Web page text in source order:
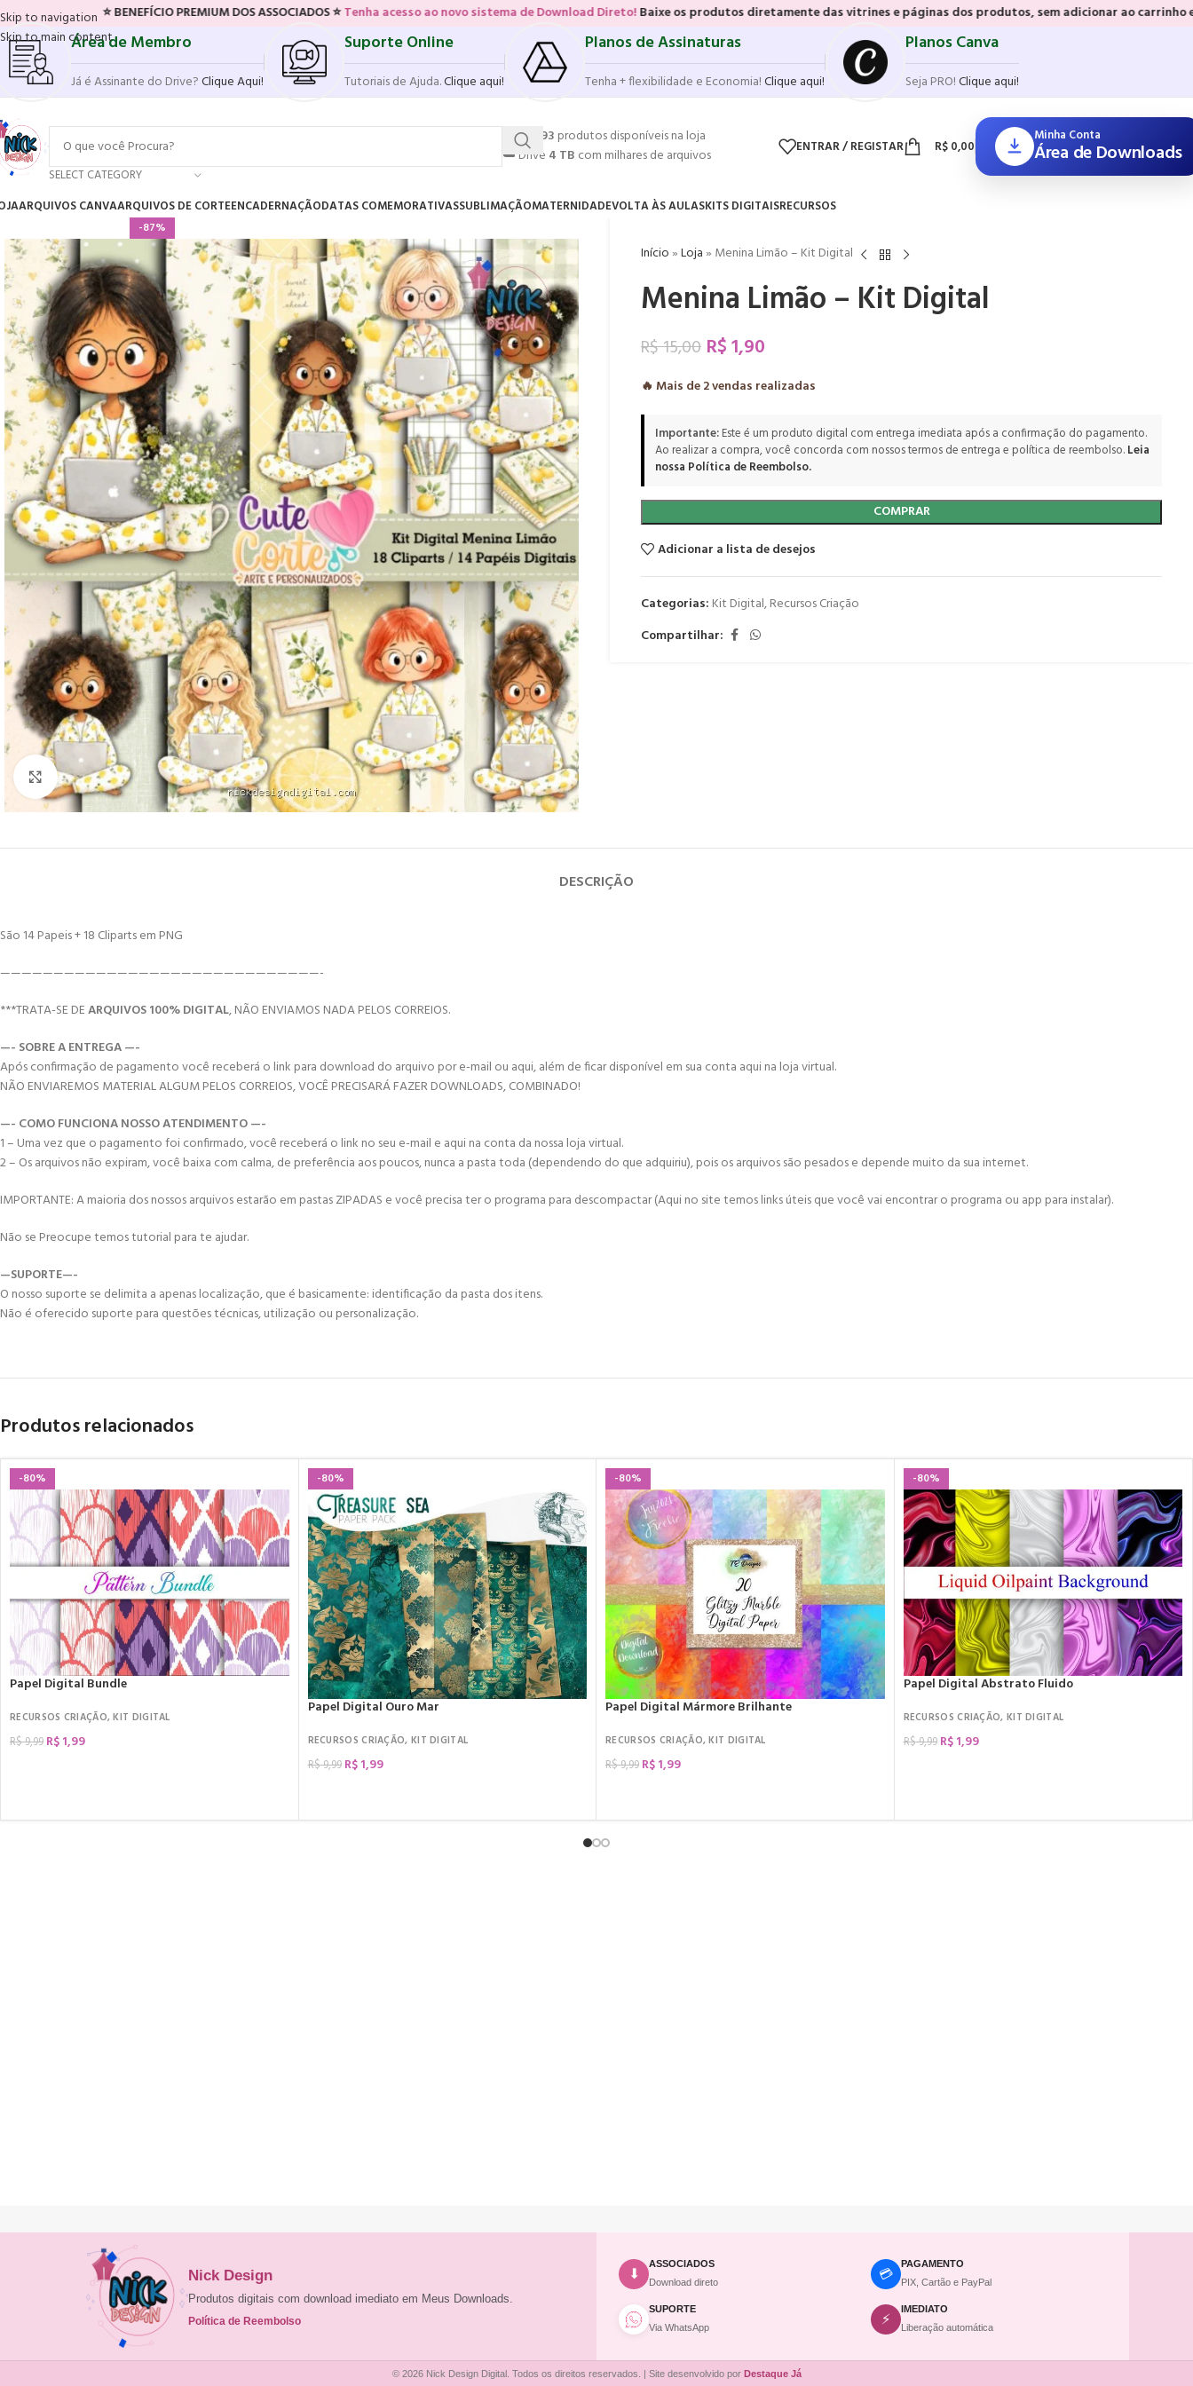
Skip to navigation
Skip to main content
⭐ BENEFÍCIO PREMIUM DOS ASSOCIADOS ⭐Tenha acesso ao novo sistema de Download Direto!Baixe os produtos diretamente das vitrines e páginas dos produtos, sem adicionar ao carrinho e sem precisar
Área de Membro
Já é Assinante do Drive?Clique Aqui!
Suporte Online
Tutoriais de Ajuda.Clique aqui!
Planos de Assinaturas
Tenha + flexibilidade e Economia!Clique aqui!
Planos Canva
Seja PRO!Clique aqui!
SELECT CATEGORY
💥17.493 produtos disponíveis na loja
☁️ Drive 4 TB com milhares de arquivos ENTRAR / REGISTAR R$0,00
Minha Conta
Área de Downloads
ARQUIVOS CANVAARQUIVOS DE CORTEENCADERNAÇÃODATAS COMEMORATIVASSUBLIMAÇÃOMATERNIDADEVOLTA ÀS AULASKITS DIGITAISRECURSOS
-87%
Click to enlarge
Início»Loja» Menina Limão – Kit Digital
Menina Limão – Kit Digital
R$15,00 R$1,90
🔥 Mais de2vendas realizadas
Importante:Este é um produto digital com entrega imediata após a confirmação do pagamento.
Ao realizar a compra, você concorda com nossos termos de entrega e política de reembolso.Leia
nossa Política de Reembolso.
COMPRAR
Adicionar a lista de desejos
Categorias: Kit Digital,Recursos Criação
Compartilhar:
DESCRIÇÃO
São 14 Papeis + 18 Cliparts em PNG
——————————————————————————————-
***TRATA-SE DEARQUIVOS 100% DIGITAL, NÃO ENVIAMOS NADA PELOS CORREIOS.
—- SOBRE A ENTREGA —-
Após confirmação de pagamento você receberá o link para download do arquivo por e-mail ou aqui, além de ficar disponível em sua conta aqui na loja virtual.
NÃO ENVIAREMOS MATERIAL ALGUM PELOS CORREIOS, VOCÊ PRECISARÁ FAZER DOWNLOADS, COMBINADO!
—- COMO FUNCIONA NOSSO ATENDIMENTO —-
1 – Uma vez que o pagamento foi confirmado, você receberá o link no seu e-mail e aqui na conta da nossa loja virtual.
2 – Os arquivos não expiram, você baixa com calma, de preferência aos poucos, nunca a pasta toda (dependendo do que adquiriu), pois os arquivos são pesados e depende muito da sua internet.
IMPORTANTE: A maioria dos nossos arquivos estarão em pastas ZIPADAS e você precisa ter o programa para descompactar (Aqui no site temos links úteis que você vai encontrar o programa ou app para instalar).
Não se Preocupe temos tutorial para te ajudar.
—SUPORTE—-
O nosso suporte se delimita a apenas localização, que é basicamente: identificação da pasta dos itens.
Não é oferecido suporte para questões técnicas, utilização ou personalização.
Produtos relacionados
-80%
Papel Digital Bundle
RECURSOS CRIAÇÃO,KIT DIGITAL
R$9,99 R$1,99
-80%
Papel Digital Ouro Mar
RECURSOS CRIAÇÃO, KIT DIGITAL
R$9,99 R$1,99
-80%
Papel Digital Mármore Brilhante
RECURSOS CRIAÇÃO,KIT DIGITAL
R$9,99 R$1,99
-80%
Papel Digital Abstrato Fluido
RECURSOS CRIAÇÃO, KIT DIGITAL
R$9,99 R$1,99
Nick Design
Produtos digitais com download imediato em Meus Downloads.
Política de Reembolso
⬇
ASSOCIADOS
Download direto
💳
PAGAMENTO
PIX, Cartão e PayPal
SUPORTE
Via WhatsApp
⚡
IMEDIATO
Liberação automática
© 2026 Nick Design Digital. Todos os direitos reservados. | Site desenvolvido por Destaque Já